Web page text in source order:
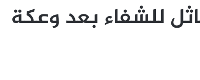
للشفاء بعد وعكة